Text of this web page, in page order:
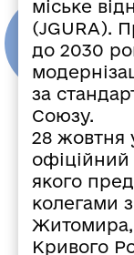
міське
(JGURA).
до 2030
за
Союзу.
28 жовтня
офіційний
якого
колегами
Житомира,
Кривого